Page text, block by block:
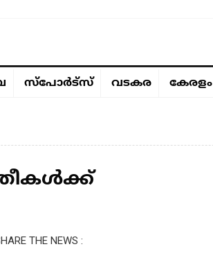
സ്പോർട്സ് വടകര കേരളം
THE NEWS :